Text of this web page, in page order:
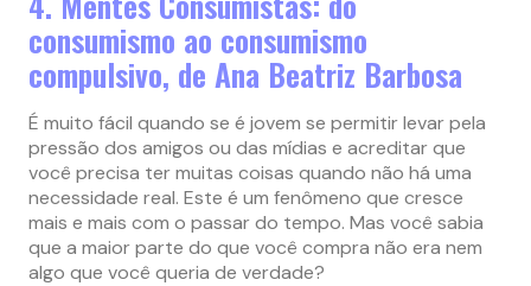
consumismo ao consumismo
compulsivo, de Ana Beatriz Barbosa
É muito fácil quando se é jovem se permitir levar pela
pressão dos amigos ou das mídias e acreditar que
você precisa ter muitas coisas quando não há uma
necessidade real. Este é um fenômeno que cresce
mais e mais com o passar do tempo. Mas você sabia
que a maior parte do que você compra não era nem
algo que você queria de verdade?